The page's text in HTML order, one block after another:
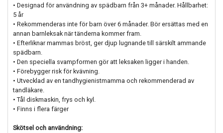
• Designad för användning av spädbarn från 3+ månader. Hållbarhet:
5 år
• Rekommenderas inte för barn över 6 månader. Bör ersättas med en
annan barnleksak när tänderna kommer fram.
• Efterliknar mammas bröst, ger djup lugnande till särskilt ammande
spädbarn.
• Den speciella svampformen gör att leksaken ligger i handen.
• Förebygger risk för kvävning.
• Utvecklad av en tandhygienistmamma och rekommenderad av
tandläkare.
• Tål diskmaskin, frys och kyl.
• Finns i flera färger
Skötsel och användning: